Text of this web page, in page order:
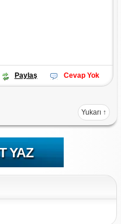
Paylaş Cevap Yok
Yukarı ↑
YAZ